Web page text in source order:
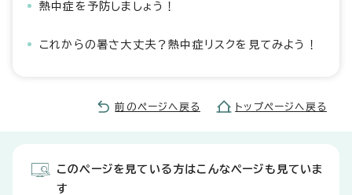
熱中症を予防しましょう！
これからの暑さ大丈夫？熱中症リスクを見てみよう！
前のページへ戻る トップページへ戻る
このページを見ている方はこんなページも見ていま
す